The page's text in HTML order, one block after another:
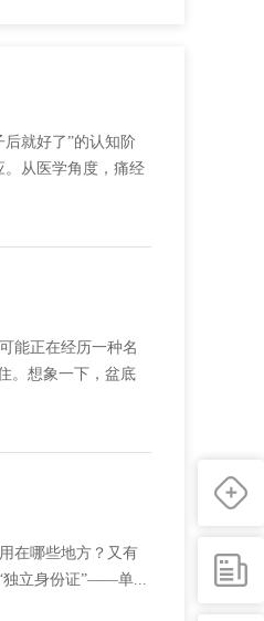
就好了”的认知阶
从医学角度，痛经
能正在经历一种名
。想象一下，盆底
在哪些地方？又有
独立身份证”——单...